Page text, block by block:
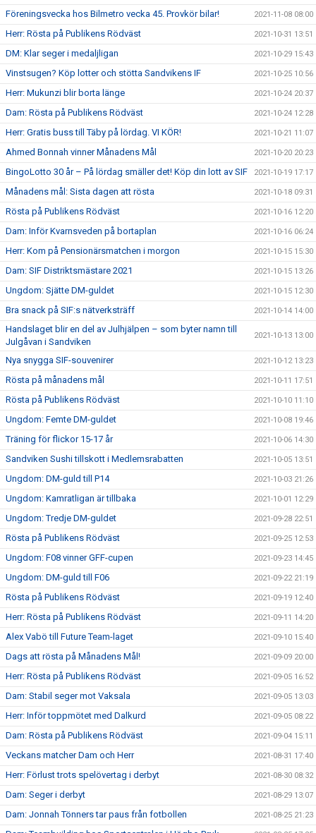
Föreningsvecka hos Bilmetro vecka 45. Provkör bilar! 2021-11-08 08:00
Herr: Rösta på Publikens Rödväst 2021-10-31 13:51
DM: Klar seger i medaljligan 2021-10-29 15:43
Vinstsugen? Köp lotter och stötta Sandvikens IF 2021-10-25 10:56
Herr: Mukunzi blir borta länge 2021-10-24 20:37
Dam: Rösta på Publikens Rödväst 2021-10-24 12:28
Herr: Gratis buss till Täby på lördag. VI KÖR! 2021-10-21 11:07
Ahmed Bonnah vinner Månadens Mål 2021-10-20 20:23
BingoLotto 30 år – På lördag smäller det! Köp din lott av SIF 2021-10-19 17:17
Månadens mål: Sista dagen att rösta 2021-10-18 09:31
Rösta på Publikens Rödväst 2021-10-16 12:20
Dam: Inför Kvarnsveden på bortaplan 2021-10-16 06:24
Herr: Kom på Pensionärsmatchen i morgon 2021-10-15 15:30
Dam: SIF Distriktsmästare 2021 2021-10-15 13:26
Ungdom: Sjätte DM-guldet 2021-10-15 12:30
Bra snack på SIF:s nätverksträff 2021-10-14 14:00
Handslaget blir en del av Julhjälpen – som byter namn till
Julgåvan i Sandviken
2021-10-13 13:00
Nya snygga SIF-souvenirer 2021-10-12 13:23
Rösta på månadens mål 2021-10-11 17:51
Rösta på Publikens Rödväst 2021-10-10 11:10
Ungdom: Femte DM-guldet 2021-10-08 19:46
Träning för flickor 15-17 år 2021-10-06 14:30
Sandviken Sushi tillskott i Medlemsrabatten 2021-10-05 13:51
Ungdom: DM-guld till P14 2021-10-03 21:26
Ungdom: Kamratligan är tillbaka 2021-10-01 12:29
Ungdom: Tredje DM-guldet 2021-09-28 22:51
Rösta på Publikens Rödväst 2021-09-25 12:53
Ungdom: F08 vinner GFF-cupen 2021-09-23 14:45
Ungdom: DM-guld till F06 2021-09-22 21:19
Rösta på Publikens Rödväst 2021-09-19 12:40
Herr: Rösta på Publikens Rödväst 2021-09-11 14:20
Alex Vabö till Future Team-laget 2021-09-10 15:40
Dags att rösta på Månadens Mål! 2021-09-09 20:00
Herr: Rösta på Publikens Rödväst 2021-09-05 16:52
Dam: Stabil seger mot Vaksala 2021-09-05 13:03
Herr: Inför toppmötet med Dalkurd 2021-09-05 08:22
Dam: Rösta på Publikens Rödväst 2021-09-04 15:11
Veckans matcher Dam och Herr 2021-08-31 17:40
Herr: Förlust trots spelövertag i derbyt 2021-08-30 08:32
Dam: Seger i derbyt 2021-08-29 13:07
Dam: Jonnah Tönners tar paus från fotbollen 2021-08-25 21:23